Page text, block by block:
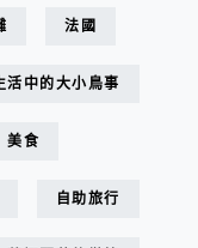
法國
活中的大小鳥事
美食
自助旅行